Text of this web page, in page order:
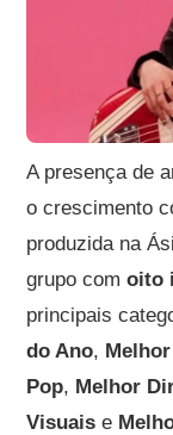
A presença de
o crescimento
produzida na
grupo comoito
principais
do Ano,
Pop, Melhor
Visuais e